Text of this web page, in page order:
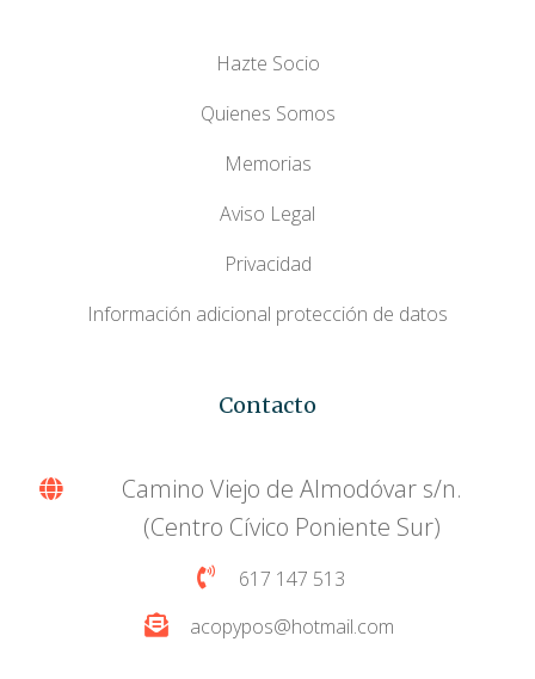
Hazte Socio
Quienes Somos
Memorias
Aviso Legal
Privacidad
Información adicional protección de datos
Contacto
Camino Viejo de Almodóvar s/n.
(Centro Cívico Poniente Sur)
617 147 513
acopypos@hotmail.com